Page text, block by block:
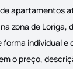
apartamentos
zona de Loriga,
forma individual
o preço,